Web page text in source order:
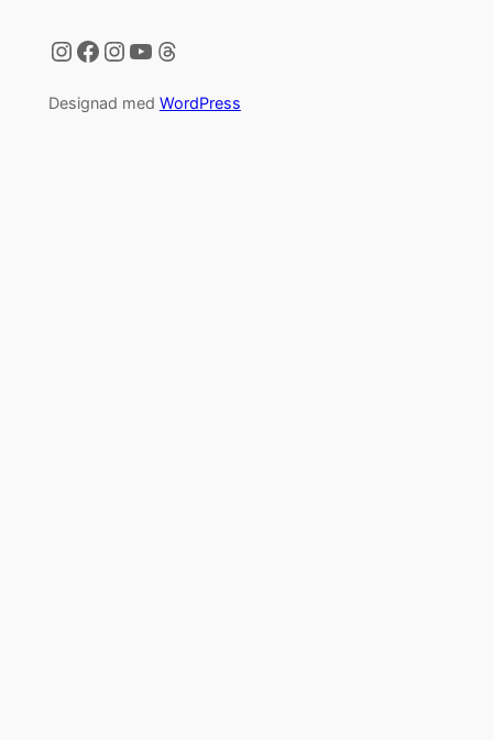
Instagram
Facebook
Instagram
YouTube
Threads
Designad med WordPress